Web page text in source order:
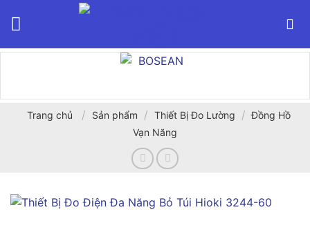
Trang chủ / Sản phẩm / Thiết Bị Đo Lường / Đồng Hồ
Vạn Năng